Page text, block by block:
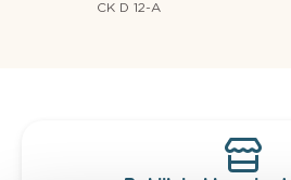
CK D 12-A